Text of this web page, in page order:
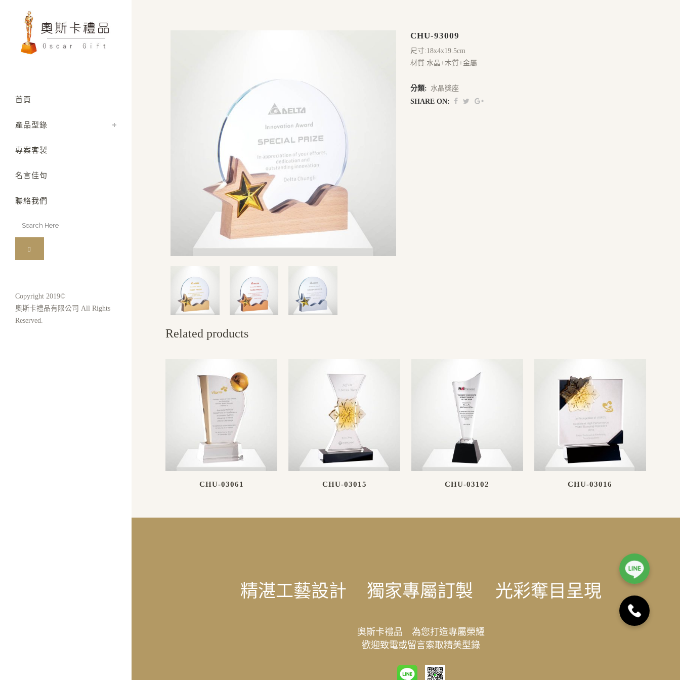
首頁
產品型錄
專案客製
名言佳句
聯絡我們
Copyright 2019©
奧斯卡禮品有限公司 All Rights
Reserved.
CHU-93009
尺寸:18x4x19.5cm
材質:水晶+木質+金屬
分類: 水晶獎座
SHARE ON:
Related products
CHU-03061 CHU-03015 CHU-03102 CHU-03016
精湛工藝設計 獨家專屬訂製 光彩奪目呈現
奧斯卡禮品 為您打造專屬榮耀
歡迎致電或留言索取精美型錄